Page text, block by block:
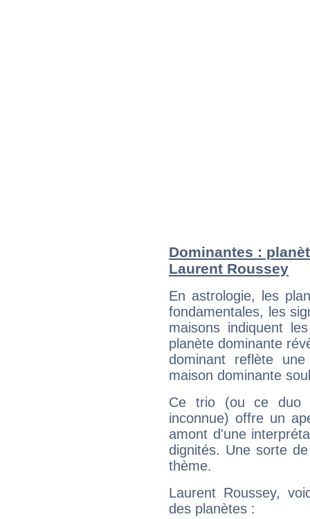
Dominantes :
Laurent Roussey
En astrologie, les
fondamentales, les
maisons indiquent
planète dominante
dominant reflète
maison dominante
Ce trio (ou ce duo
inconnue) offre un
amont d'une
dignités. Une sorte
thème.
Laurent Roussey,
des planètes :